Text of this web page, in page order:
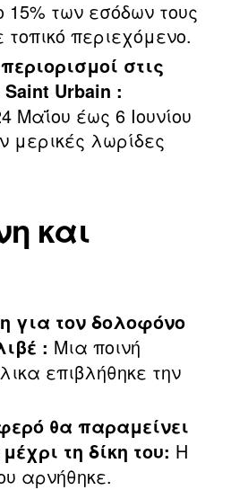
15% των εσόδων τους
περιεχόμενο.
στις
Urbain :
Μαΐου έως 6 Ιουνίου
μερικές λωρίδες
και
για τον δολοφόνο
: Μια ποινή
επιβλήθηκε την
θα παραμείνει
τη δίκη του: Η
αρνήθηκε.